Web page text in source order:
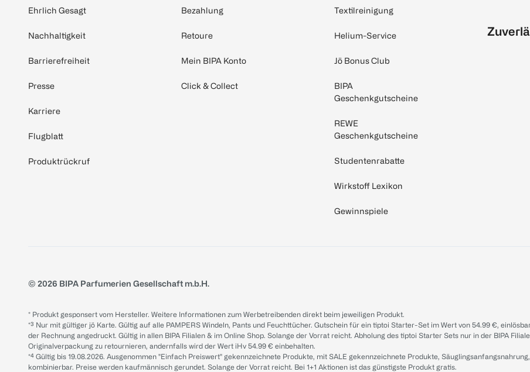
Ehrlich Gesagt
Nachhaltigkeit
Barrierefreiheit
Presse
Karriere
Flugblatt
Produktrückruf
Bezahlung
Retoure
Mein BIPA Konto
Click & Collect
Textilreinigung
Helium-Service
Jö Bonus Club
BIPA
Geschenkgutscheine
REWE
Geschenkgutscheine
Studentenrabatte
Wirkstoff Lexikon
Gewinnspiele
© 2026 BIPA Parfumerien Gesellschaft m.b.H.
* Produkt gesponsert vom Hersteller. Weitere Informationen zum Werbetreibenden direkt beim jeweiligen Produkt.
*³ Nur mit gültiger jö Karte. Gültig auf alle PAMPERS Windeln, Pants und Feuchttücher. Gutschein für ein tiptoi Starter-Set im Wert von 54.99 €,
der Rechnung angedruckt. Gültig in allen BIPA Filialen & im Online Shop. Solange der Vorrat reicht. Abholung des tiptoi Starter Sets nur in der BIPA
Originalverpackung zu retournieren, andernfalls wird der Wert iHv 54.99 € einbehalten.
*⁴ Gültig bis 19.08.2026. Ausgenommen "Einfach Preiswert" gekennzeichnete Produkte, mit SALE gekennzeichnete Produkte,
kombinierbar. Preise werden kaufmännisch gerundet. Solange der Vorrat reicht. Bei 1+1 Aktionen ist das günstigste Produkt gratis.